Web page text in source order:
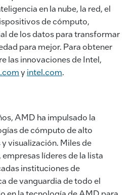
en la nube, la red, el
de cómputo,
de los datos para transformar
para mejor. Para obtener
las innovaciones de Intel,
y intel.com.
AMD ha impulsado la
de cómputo de alto
visualización. Miles de
líderes de la lista
instituciones de
de vanguardia de todo el